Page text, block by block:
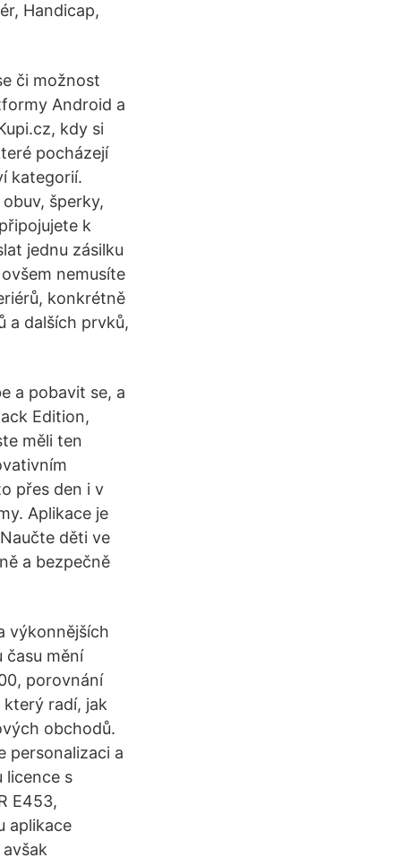
Handicap,
či možnost
Android a
kdy si
pocházejí
kategorií.
šperky,
k
jednu zásilku
nemusíte
konkrétně
a dalších prvků,
a pobavit se, a
Edition,
měli ten
přes den i v
Aplikace je
děti ve
a bezpečně
výkonnějších
času mění
porovnání
který radí, jak
obchodů.
personalizaci a
licence s
E453,
aplikace